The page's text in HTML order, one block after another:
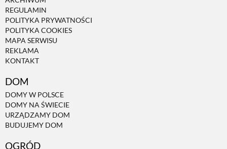
REGULAMIN
POLITYKA PRYWATNOŚCI
POLITYKA COOKIES
MAPA SERWISU
REKLAMA
KONTAKT
DOM
DOMY W POLSCE
DOMY NA ŚWIECIE
URZĄDZAMY DOM
BUDUJEMY DOM
OGRÓD
DODATKI